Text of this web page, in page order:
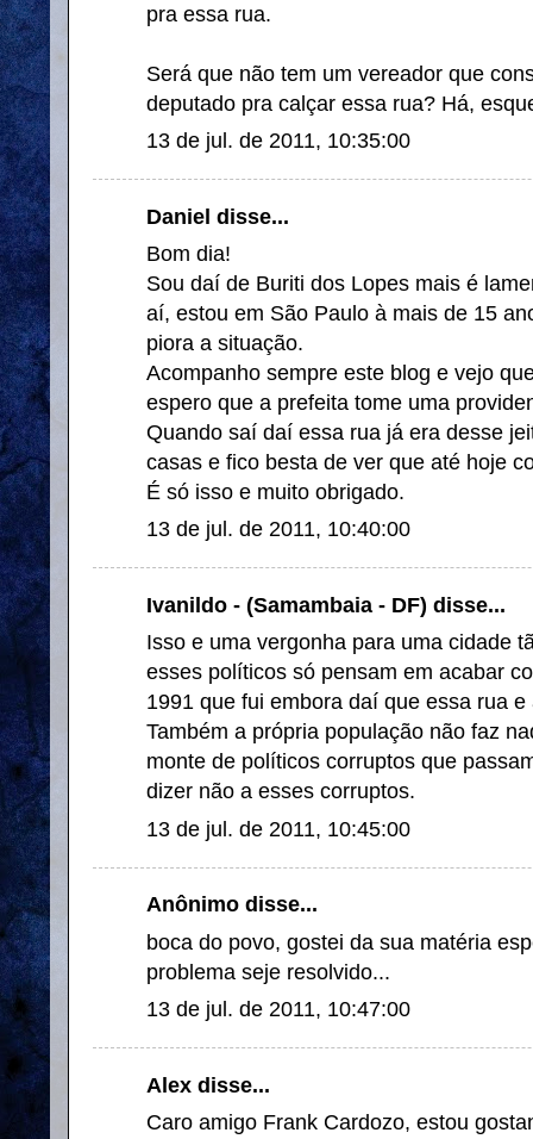
pra essa rua.
Será que não tem um vereador que
deputado pra calçar essa rua? Há,
13 de jul. de 2011, 10:35:00
Daniel disse...
Bom dia!
Sou daí de Buriti dos Lopes mais é
aí, estou em São Paulo à mais de 15
piora a situação.
Acompanho sempre este blog e vejo
espero que a prefeita tome uma
Quando saí daí essa rua já era desse
casas e fico besta de ver que até hoje
É só isso e muito obrigado.
13 de jul. de 2011, 10:40:00
Ivanildo - (Samambaia - DF) disse...
Isso e uma vergonha para uma cidade
esses políticos só pensam em acabar
1991 que fui embora daí que essa rua
Também a própria população não faz
monte de políticos corruptos que
dizer não a esses corruptos.
13 de jul. de 2011, 10:45:00
Anônimo disse...
boca do povo, gostei da sua matéria
problema seje resolvido...
13 de jul. de 2011, 10:47:00
Alex disse...
Caro amigo Frank Cardozo, estou